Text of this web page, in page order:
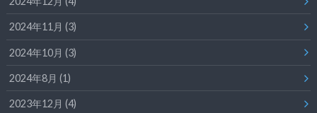
2024年11月 (3)
2024年10月 (3)
2024年8月 (1)
2023年12月 (4)